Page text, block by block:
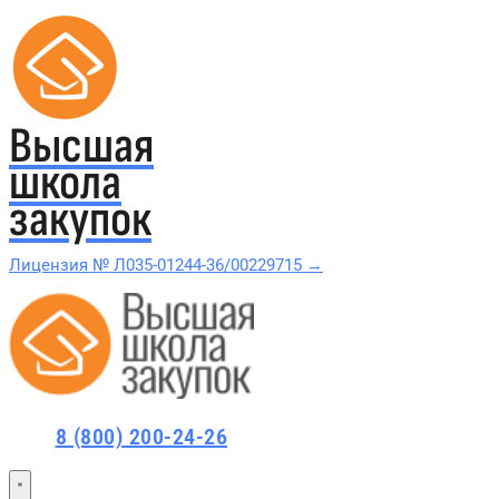
Высшая
школа
закупок
Лицензия № Л035-01244-36/00229715 →
Проверить в реестре Рособрнадзора →
Курсы по 44-ФЗ
8 (800) 200-24-26